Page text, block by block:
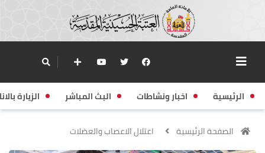
الرئيسية اخبار ونشاطات البث المباشر الزيارة
الصفحة الرئيسية اعتلال الاعصاب والعضلات